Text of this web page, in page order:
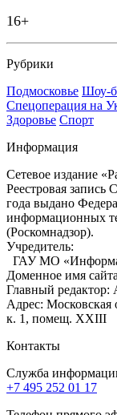
16+
Рубрики
Подмосковье Шоу-
Спецоперация на
Здоровье Спорт
Информация
Сетевое издание
Реестровая
года выдано
информационных
(Роскомнадзор).
Учредитель:
ГАУ МО
Доменное имя
Главный
Адрес: Московская
к. 1, помещ. XXIII
Контакты
Служба
+7 495 252 01 17